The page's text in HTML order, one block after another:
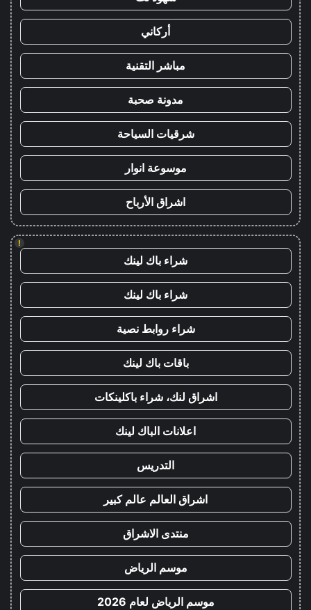
أركاني
مباشر التقنية
مدونة صحبة
شرقيات السياحة
موسوعة انوار
اشراق الأرباح
!
شراء باك لينك
شراء باك لينك
شراء روابط نصية
باقات باك لينك
اشراق لنك، شراء باكلينكات
اعلانات الباك لينك
التدريس
اشراق العالم عالم كبير
منتدى الاشراق
موسم الرياض
موسم الرياض لعام 2026